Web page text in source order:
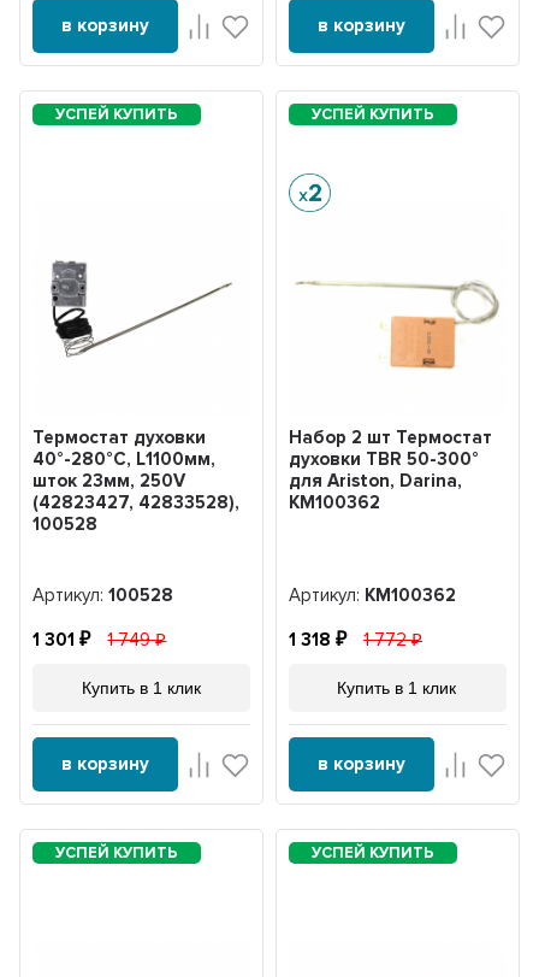
в корзину в корзину
Термостат духовки
40°-280°С, L1100мм,
шток 23мм, 250V
(42823427, 42833528),
100528
Артикул:100528
1 301 1 749
Купить в 1 клик
в корзину
Набор 2 шт Термостат
духовки TBR 50-300°
для Ariston, Darina,
KM100362
Артикул: KM100362
1 318 1 772
Купить в 1 клик
в корзину